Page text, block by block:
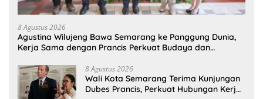
8 Agustus 2026
Agustina Wilujeng Bawa Semarang ke Panggung Dunia,
Kerja Sama dengan Prancis Perkuat Budaya dan
8 Agustus 2026
Wali Kota Semarang Terima Kunjungan
Dubes Prancis, Perkuat Hubungan Kerja